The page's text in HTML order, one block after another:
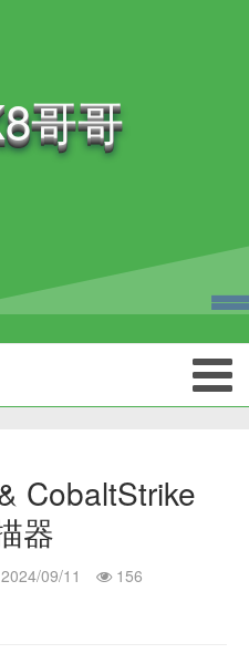
哥哥
CobaltStrike
器
2024/09/11 156